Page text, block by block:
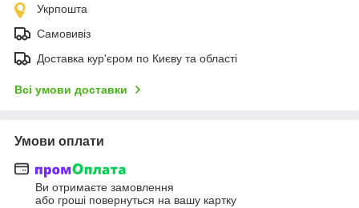
Укрпошта
Самовивіз
Доставка кур'єром по Києву та області
Всі умови доставки
Умови оплати
Ви отримаєте замовлення
або гроші повернуться на вашу картку